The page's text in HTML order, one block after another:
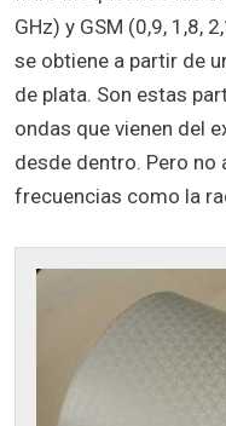
GHz) y GSM (0,9, 1,8,
se obtiene a partir de
de plata. Son estas
ondas que vienen del
desde dentro. Pero no
frecuencias como la